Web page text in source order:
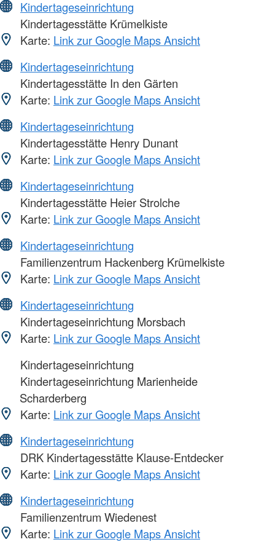
Kindertageseinrichtung
Kindertagesstätte Krümelkiste
Karte: Link zur Google Maps Ansicht
Kindertageseinrichtung
Kindertagesstätte In den Gärten
Karte: Link zur Google Maps Ansicht
Kindertageseinrichtung
Kindertagesstätte Henry Dunant
Karte: Link zur Google Maps Ansicht
Kindertageseinrichtung
Kindertagesstätte Heier Strolche
Karte: Link zur Google Maps Ansicht
Kindertageseinrichtung
Familienzentrum Hackenberg Krümelkiste
Karte: Link zur Google Maps Ansicht
Kindertageseinrichtung
Kindertageseinrichtung Morsbach
Karte: Link zur Google Maps Ansicht
Kindertageseinrichtung
Kindertageseinrichtung Marienheide
Scharderberg
Karte: Link zur Google Maps Ansicht
Kindertageseinrichtung
DRK Kindertagesstätte Klause-Entdecker
Karte: Link zur Google Maps Ansicht
Kindertageseinrichtung
Familienzentrum Wiedenest
Karte: Link zur Google Maps Ansicht